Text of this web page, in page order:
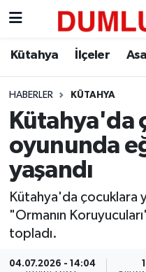
Kütahya İlçeler
HABERLER KÜTAHYA
Kütahya'da
oyununda
yaşandı
Kütahya'da çocuklara
"Ormanın
topladı.
04.07.2026 - 14:04
Asayiş
Diğer
Dünya
Ekonomi
Eleman
Emlak
Kütahya Hava
Kütahya Trafik
Süper Lig Puan
Tüm Manşetler
Son Dakika
Haber Arşivi